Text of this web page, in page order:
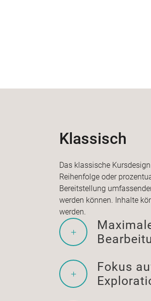
Klassisch
Das klassische
Reihenfolge oder
Bereitstellung
werden können. Inhalte
werden.
Fokus